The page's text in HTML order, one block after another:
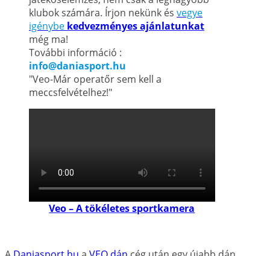
klubok számára. Írjon nekünk és vegye
igénybe kedvezményes ajánlatunkat
még ma!
További információ :
info@daniasport.hu
"Veo-Már operatőr sem kell a
meccsfelvételhez!"
Veo – A tökéletes sportkamera